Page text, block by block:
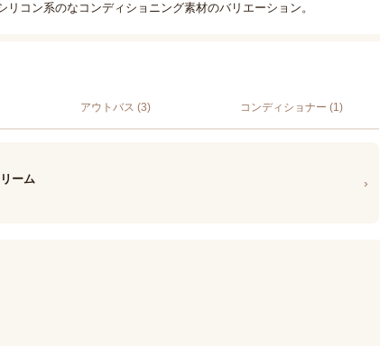
コン系のなコンディショニング素材のバリエーション。
アウトバス (3) コンディショナー (1)
ーム ›